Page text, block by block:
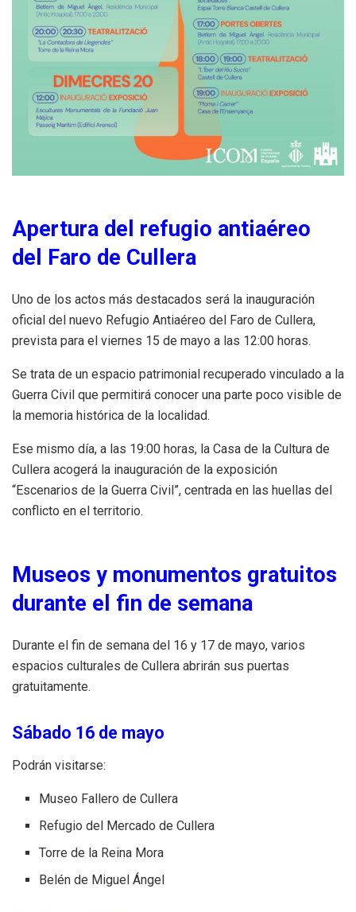
Apertura del refugio antiaéreo
del Faro de Cullera
Uno de los actos más destacados será la inauguración
oficial del nuevo Refugio Antiaéreo del Faro de Cullera,
prevista para el viernes 15 de mayo a las 12:00 horas.
Se trata de un espacio patrimonial recuperado vinculado a la
Guerra Civil que permitirá conocer una parte poco visible de
la memoria histórica de la localidad.
Ese mismo día, a las 19:00 horas, la Casa de la Cultura de
Cullera acogerá la inauguración de la exposición
“Escenarios de la Guerra Civil”, centrada en las huellas del
conflicto en el territorio.
Museos y monumentos gratuitos
durante el fin de semana
Durante el fin de semana del 16 y 17 de mayo, varios
espacios culturales de Cullera abrirán sus puertas
gratuitamente.
Sábado 16 de mayo
Podrán visitarse:
Museo Fallero de Cullera
Refugio del Mercado de Cullera
Torre de la Reina Mora
Belén de Miguel Ángel